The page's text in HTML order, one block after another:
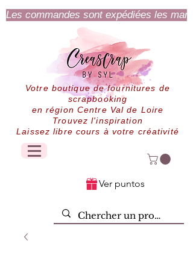
Les commandes sont expédiées les
Votre boutique de fournitures de
scrapbooking
en région Centre Val de Loire
Trouvez l'inspiration
Laissez libre cours à votre créativité
Ver puntos